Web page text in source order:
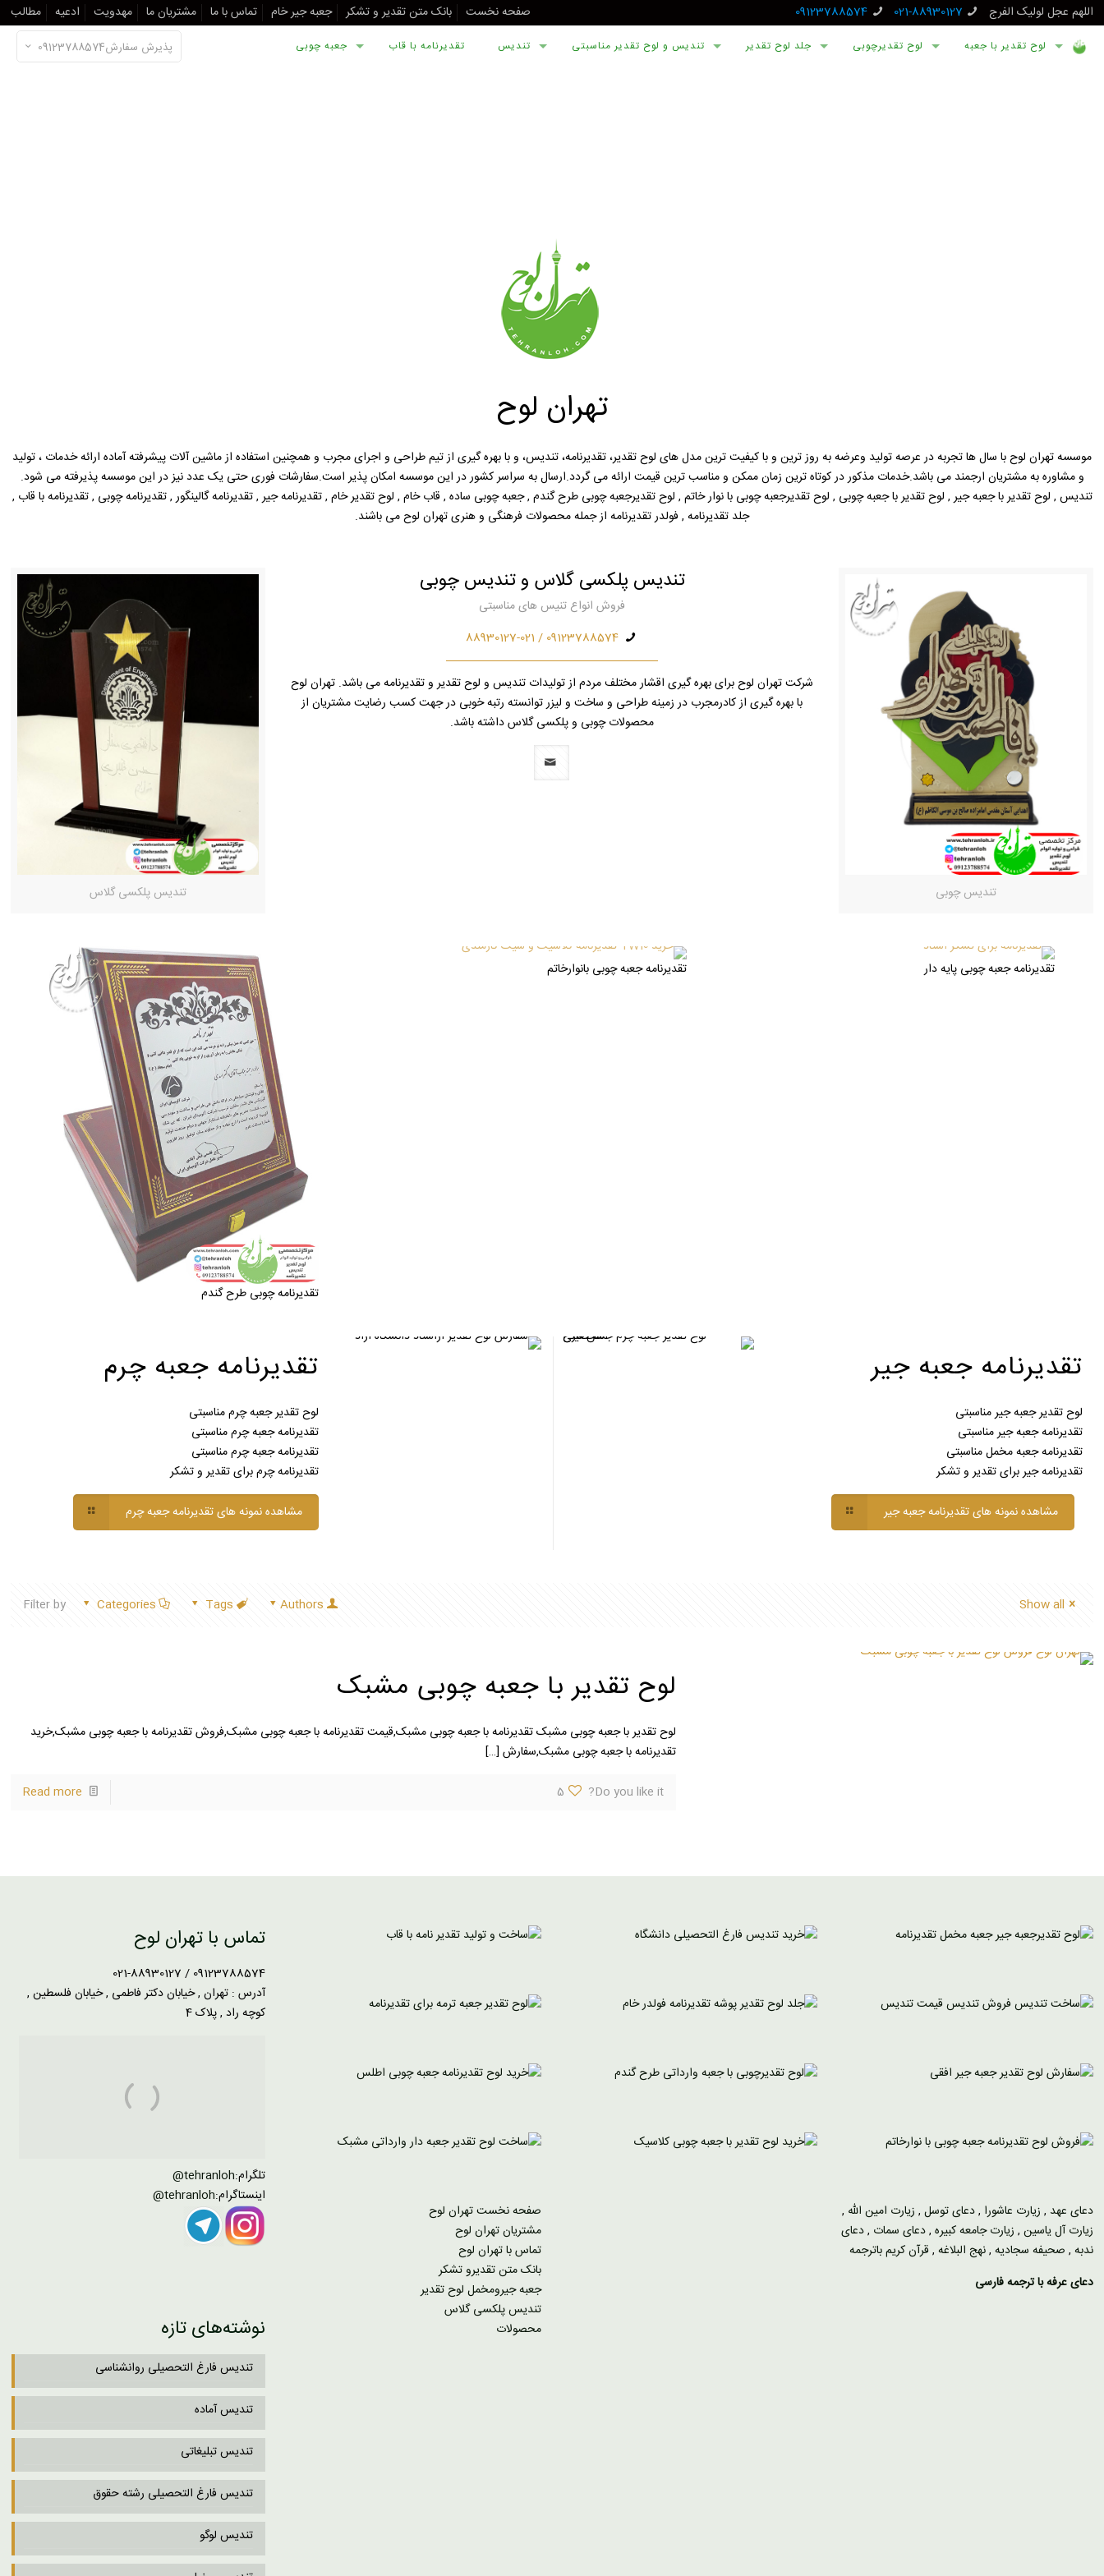
اللهم عجل لولیک الفرج 021-88930127
09123788574 صفحه نخست بانک متن تقدیر و تشکر جعبه جیر خام تماس با ما مشتریان ما مهدویت ادعیه مطالب
لوح تقدیر با جعبه لوح تقدیرچوبی جلد لوح تقدیر تندیس و لوح تقدیر مناسبتی تندیس تقدیرنامه با قاب جعبه چوبی پذیرش سفارش09123788574
تهران لوح
موسسه تهران لوح با سال ها تجربه در عرصه تولید وعرضه به روز ترین و با کیفیت ترین مدل های لوح تقدیر، تقدیرنامه، تندیس، و با بهره گیری از تیم طراحی و اجرای مجرب و همچنین استفاده از ماشین آلات پیشرفته آماده ارائه خدمات ، تولید
و مشاوره به مشتریان ارجمند می باشد.خدمات مذکور در کوتاه ترین زمان ممکن و مناسب ترین قیمت ارائه می گردد.ارسال به سراسر کشور در این موسسه امکان پذیر است.سفارشات فوری حتی یک عدد نیز در این موسسه پذیرفته می شود.
تندیس , لوح تقدیر با جعبه جیر , لوح تقدیر با جعبه چوبی , لوح تقدیرجعبه چوبی با نوار خاتم , لوح تقدیرجعبه چوبی طرح گندم , جعبه چوبی ساده , قاب خام , لوح تقدیر خام , تقدیرنامه جیر , تقدیرنامه گالینگور , تقدیرنامه چوبی , تقدیرنامه با قاب ,
جلد تقدیرنامه , فولدر تقدیرنامه از جمله محصولات فرهنگی و هنری تهران لوح می باشند.
تندیس چوبی
تندیس پلکسی گلاس و تندیس چوبی
فروش انواع تنیس های مناسبتی
09123788574 / 88930127-021
شرکت تهران لوح برای بهره گیری اقشار مختلف مردم از تولیدات تندیس و لوح تقدیر و تقدیرنامه می باشد. تهران لوح
با بهره گیری از کادرمجرب در زمینه طراحی و ساخت و لیزر توانسته رتبه خوبی در جهت کسب رضایت مشتریان از
محصولات چوبی و پلکسی گلاس داشته باشد.
تندیس پلکسی گلاس
تقدیرنامه جعبه چوبی پایه دار تقدیرنامه جعبه چوبی بانوارخاتم
تقدیرنامه چوبی طرح گندم
تقدیرنامه جعبه جیر
لوح تقدیر جعبه جیر مناسبتی
تقدیرنامه جعبه جیر مناسبتی
تقدیرنامه جعبه مخمل مناسبتی
تقدیرنامه جیر برای تقدیر و تشکر
مشاهده نمونه های تقدیرنامه جعبه جیر
تقدیرنامه جعبه چرم
لوح تقدیر جعبه چرم مناسبتی
تقدیرنامه جعبه چرم مناسبتی
تقدیرنامه جعبه چرم مناسبتی
تقدیرنامه چرم برای تقدیر و تشکر
مشاهده نمونه های تقدیرنامه جعبه چرم
Filter by Categories Tags Authors Show all
لوح تقدیر با جعبه چوبی مشبک
لوح تقدیر با جعبه چوبی مشبک تقدیرنامه با جعبه چوبی مشبک,قیمت تقدیرنامه با جعبه چوبی مشبک,فروش تقدیرنامه با جعبه چوبی مشبک,خرید
تقدیرنامه با جعبه چوبی مشبک,سفارش[…]
Do you like it?
5
Read more
دعای عهد , زیارت عاشورا ,دعای توسل , زیارت امین الله ,
زیارت آل یاسین , زیارت جامعه کبیره ,دعای سمات ,دعای
ندبه , صحیفه سجادیه ,نهج البلاغه , قرآن کریم باترجمه
دعای عرفه با ترجمه فارسی
صفحه نخست تهران لوح
مشتریان تهران لوح
تماس با تهران لوح
بانک متن تقدیرو تشکر
جعبه جیرومخمل لوح تقدیر
تندیس پلکسی گلاس
محصولات
تماس با تهران لوح
09123788574 / 021-88930127
آدرس : تهران , خیابان دکتر فاطمی , خیابان فلسطین ,
کوچه راد , پلاک 4
تلگرام:tehranloh@
اینستاگرام:tehranloh@
نوشته‌های تازه
تندیس فارغ التحصیلی روانشناسی
تندیس آماده
تندیس تبلیغاتی
تندیس فارغ التحصیلی رشته حقوق
تندیس لوگو